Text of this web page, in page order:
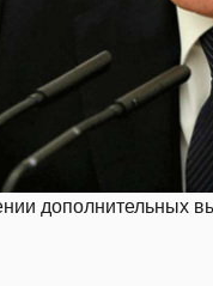
дополнительных